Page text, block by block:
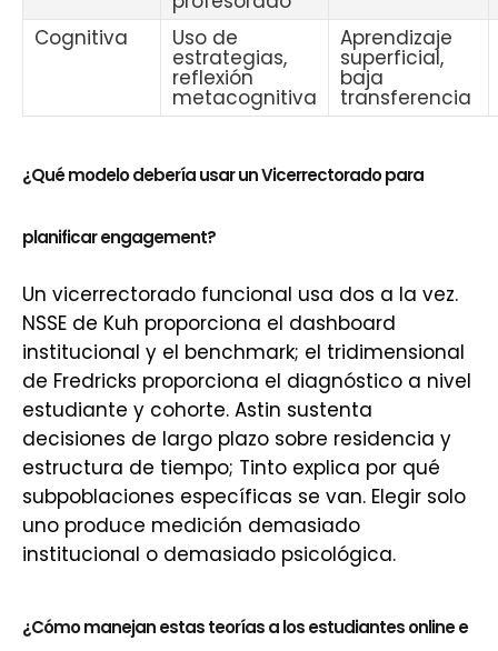
Cognitiva Uso de
estrategias,
reflexión
metacognitiva
Aprendizaje
superficial,
baja
transferencia
¿Qué modelo debería usar un Vicerrectorado para
planificar engagement?
Un vicerrectorado funcional usa dos a la vez.
NSSE de Kuh proporciona el dashboard
institucional y el benchmark; el tridimensional
de Fredricks proporciona el diagnóstico a nivel
estudiante y cohorte. Astin sustenta
decisiones de largo plazo sobre residencia y
estructura de tiempo; Tinto explica por qué
subpoblaciones específicas se van. Elegir solo
uno produce medición demasiado
institucional o demasiado psicológica.
¿Cómo manejan estas teorías a los estudiantes online e